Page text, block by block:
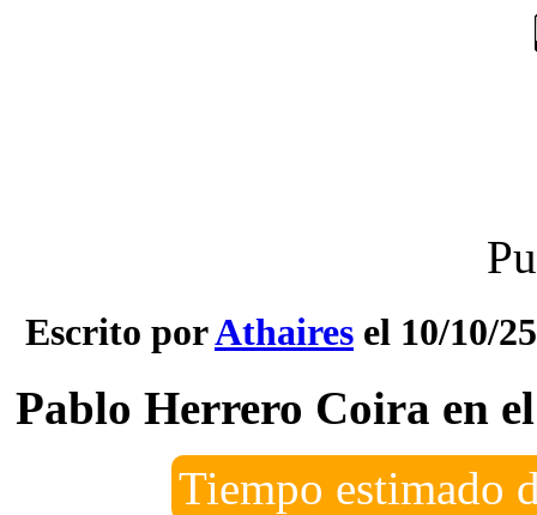
Escrito porAthaires el 10/10/25
Pablo Herrero Coira en
Tiempo estimado